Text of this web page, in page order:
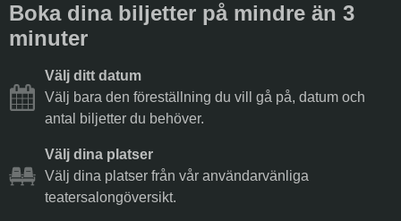
Boka dina biljetter på mindre än 3
minuter
Välj ditt datum
Välj bara den föreställning du vill gå på, datum och
antal biljetter du behöver.
Välj dina platser
Välj dina platser från vår användarvänliga
teatersalongöversikt.